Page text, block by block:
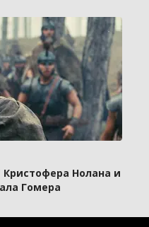
Нолана и
Гомера